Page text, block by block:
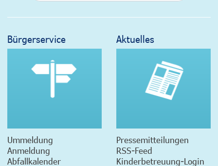
Bürgerservice
Ummeldung
Anmeldung
Abfallkalender
Aktuelles
Pressemitteilungen
RSS-Feed
Kinderbetreuung-Login